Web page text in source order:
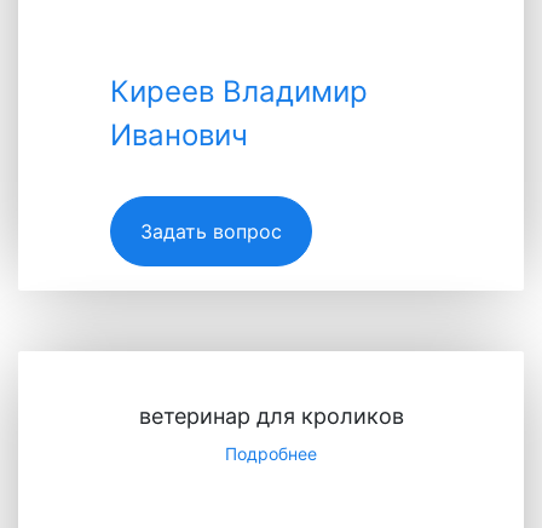
Киреев Владимир
Киреев Владимир
Иванович
Задать вопрос
ветеринар для кроликов
Подробнее